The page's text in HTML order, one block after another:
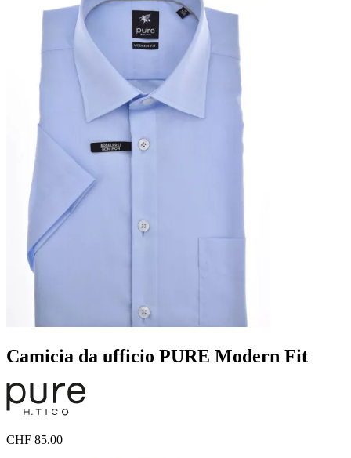
Camicia da ufficio PURE Modern Fit
CHF 85.00